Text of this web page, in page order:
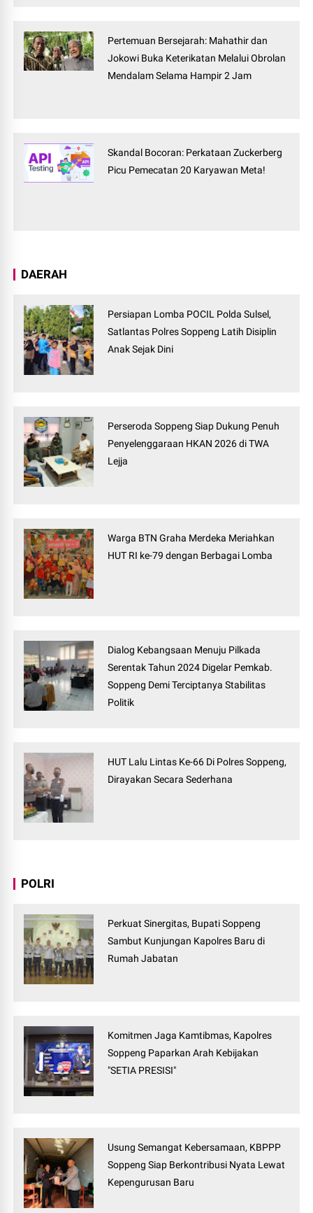
Pertemuan Bersejarah: Mahathir dan
Jokowi Buka Keterikatan Melalui Obrolan
Mendalam Selama Hampir 2 Jam
Skandal Bocoran: Perkataan Zuckerberg
Picu Pemecatan 20 Karyawan Meta!
DAERAH
Persiapan Lomba POCIL Polda Sulsel,
Satlantas Polres Soppeng Latih Disiplin
Anak Sejak Dini
Perseroda Soppeng Siap Dukung Penuh
Penyelenggaraan HKAN 2026 di TWA
Lejja
Warga BTN Graha Merdeka Meriahkan
HUT RI ke-79 dengan Berbagai Lomba
Dialog Kebangsaan Menuju Pilkada
Serentak Tahun 2024 Digelar Pemkab.
Soppeng Demi Terciptanya Stabilitas
Politik
HUT Lalu Lintas Ke-66 Di Polres Soppeng,
Dirayakan Secara Sederhana
POLRI
Perkuat Sinergitas, Bupati Soppeng
Sambut Kunjungan Kapolres Baru di
Rumah Jabatan
Komitmen Jaga Kamtibmas, Kapolres
Soppeng Paparkan Arah Kebijakan
"SETIA PRESISI"
Usung Semangat Kebersamaan, KBPPP
Soppeng Siap Berkontribusi Nyata Lewat
Kepengurusan Baru